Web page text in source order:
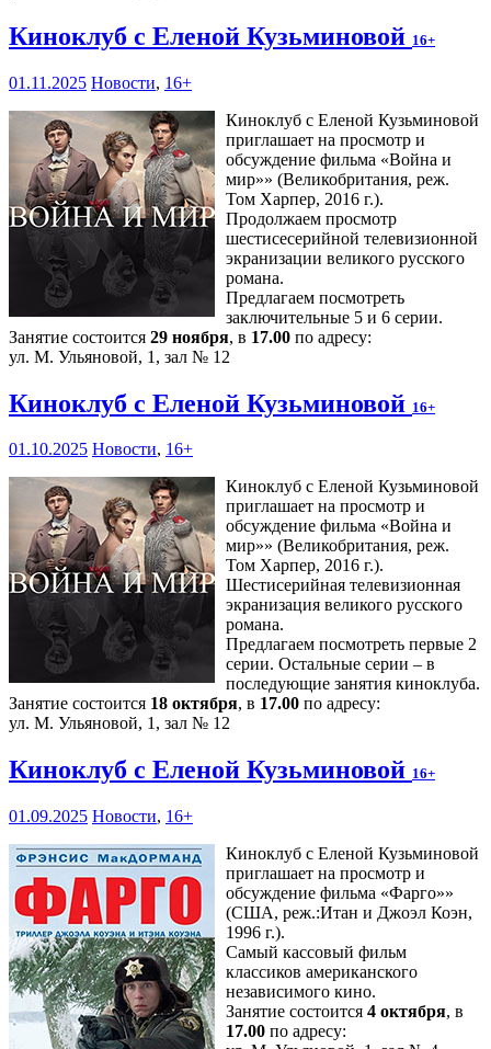
Киноклуб с Еленой Кузьминовой 16+
01.11.2025 Новости, 16+
Киноклуб с Еленой Кузьминовой
приглашает на просмотр и
обсуждение фильма «Война и
мир»» (Великобритания, реж.
Том Харпер, 2016 г.).
Продолжаем просмотр
шестисесерийной телевизионной
экранизации великого русского
романа.
Предлагаем посмотреть
заключительные 5 и 6 серии.
Занятие состоится 29 ноября, в 17.00 по адресу:
ул. М. Ульяновой, 1, зал № 12
Киноклуб с Еленой Кузьминовой 16+
01.10.2025 Новости, 16+
Киноклуб с Еленой Кузьминовой
приглашает на просмотр и
обсуждение фильма «Война и
мир»» (Великобритания, реж.
Том Харпер, 2016 г.).
Шестисерийная телевизионная
экранизация великого русского
романа.
Предлагаем посмотреть первые 2
серии. Остальные серии – в
последующие занятия киноклуба.
Занятие состоится 18 октября, в 17.00 по адресу:
ул. М. Ульяновой, 1, зал № 12
Киноклуб с Еленой Кузьминовой 16+
01.09.2025 Новости, 16+
Киноклуб с Еленой Кузьминовой
приглашает на просмотр и
обсуждение фильма «Фарго»»
(США, реж.:Итан и Джоэл Коэн,
1996 г.).
Самый кассовый фильм
классиков американского
независимого кино.
Занятие состоится 4 октября, в
17.00 по адресу: